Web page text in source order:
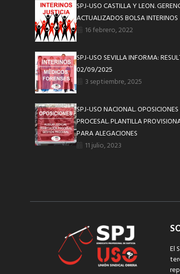
SPJ-USO CASTILLA Y LEON.
ACTUALIZADOS BOLSA INTERINOS
16 febrero, 2022
SPJ-USO SEVILLA INFORMA:
02/09/2025
3 septiembre, 2025
SPJ-USO NACIONAL.
PROCESAL. PLANTILLA
PARA ALEGACIONES
11 julio, 2023
El